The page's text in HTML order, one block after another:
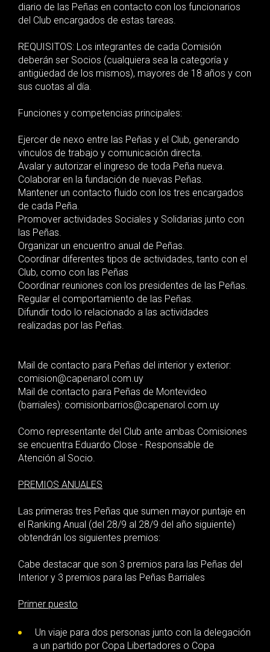
diario de las Peñas en contacto con los funcionarios
del Club encargados de estas tareas.
REQUISITOS: Los integrantes de cada Comisión
deberán ser Socios (cualquiera sea la categoría y
antigüedad de los mismos), mayores de 18 años y con
sus cuotas al día.
Funciones y competencias principales:
Ejercer de nexo entre las Peñas y el Club, generando
vínculos de trabajo y comunicación directa.
Avalar y autorizar el ingreso de toda Peña nueva.
Colaborar en la fundación de nuevas Peñas.
Mantener un contacto fluido con los tres encargados
de cada Peña.
Promover actividades Sociales y Solidarias junto con
las Peñas.
Organizar un encuentro anual de Peñas.
Coordinar diferentes tipos de actividades, tanto con el
Club, como con las Peñas
Coordinar reuniones con los presidentes de las Peñas.
Regular el comportamiento de las Peñas.
Difundir todo lo relacionado a las actividades
realizadas por las Peñas.
Mail de contacto para Peñas del interior y exterior:
comision@capenarol.com.uy
Mail de contacto para Peñas de Montevideo
(barriales): comisionbarrios@capenarol.com.uy
Como representante del Club ante ambas Comisiones
se encuentra Eduardo Close - Responsable de
Atención al Socio.
PREMIOS ANUALES
Las primeras tres Peñas que sumen mayor puntaje en
el Ranking Anual (del 28/9 al 28/9 del año siguiente)
obtendrán los siguientes premios:
Cabe destacar que son 3 premios para las Peñas del
Interior y 3 premios para las Peñas Barriales
Primer puesto
Un viaje para dos personas junto con la delegación
a un partido por Copa Libertadores o Copa